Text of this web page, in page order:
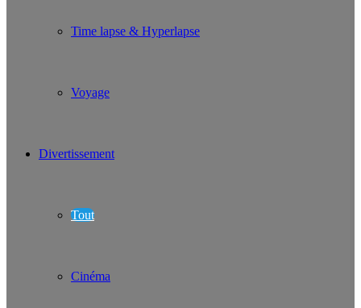
Time lapse & Hyperlapse
Voyage
Divertissement
Tout
Cinéma